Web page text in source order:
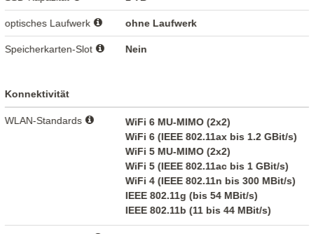
optisches Laufwerk ohne Laufwerk
Speicherkarten-Slot Nein
Konnektivität
WLAN-Standards
WiFi 6 MU-MIMO (2x2)
WiFi 6 (IEEE 802.11ax bis 1.2 GBit/s)
WiFi 5 MU-MIMO (2x2)
WiFi 5 (IEEE 802.11ac bis 1 GBit/s)
WiFi 4 (IEEE 802.11n bis 300 MBit/s)
IEEE 802.11g (bis 54 MBit/s)
IEEE 802.11b (11 bis 44 MBit/s)